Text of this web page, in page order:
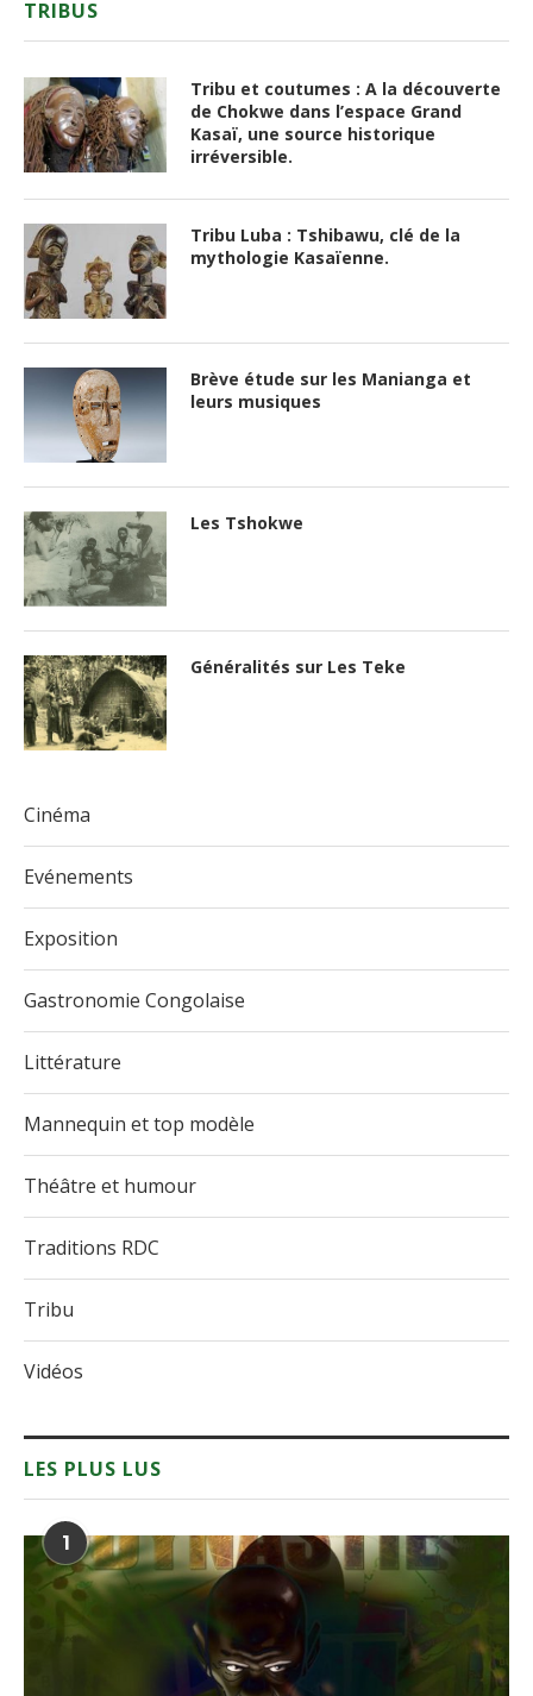
TRIBUS
Tribu et coutumes : A la découverte
de Chokwe dans l’espace Grand
Kasaï, une source historique
irréversible.
Tribu Luba : Tshibawu, clé de la
mythologie Kasaïenne.
Brève étude sur les Manianga et
leurs musiques
Les Tshokwe
Généralités sur Les Teke
Cinéma
Evénements
Exposition
Gastronomie Congolaise
Littérature
Mannequin et top modèle
Théâtre et humour
Traditions RDC
Tribu
Vidéos
LES PLUS LUS
1